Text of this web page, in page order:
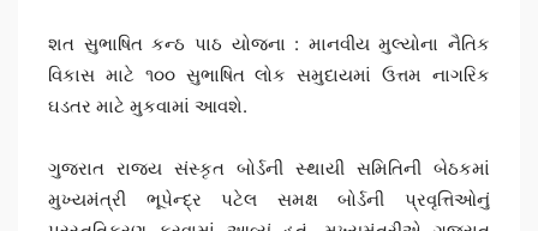
શત સુભાષિત કન્ઠ પાઠ યોજના : માનવીય મુલ્યોના નૈતિક
વિકાસ માટે ૧૦૦ સુભાષિત લોક સમુદાયમાં ઉત્તમ નાગરિક
ઘડતર માટે મુકવામાં આવશે.
ગુજરાત રાજ્ય સંસ્કૃત બોર્ડની સ્થાયી સમિતિની બેઠકમાં
મુખ્યમંત્રી ભૂપેન્દ્ર પટેલ સમક્ષ બોર્ડની પ્રવૃત્તિઓનું